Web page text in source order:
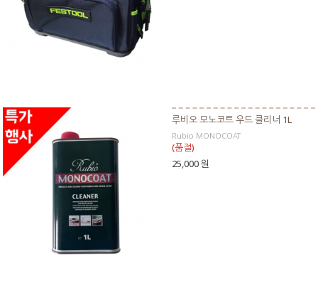
루비오 모노코트 우드 클리너 1L
Rubio MONOCOAT
(품절)
25,000 원